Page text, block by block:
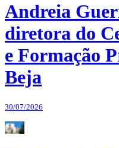
Andreia
diretora do
e Formação
Beja
30/07/2026